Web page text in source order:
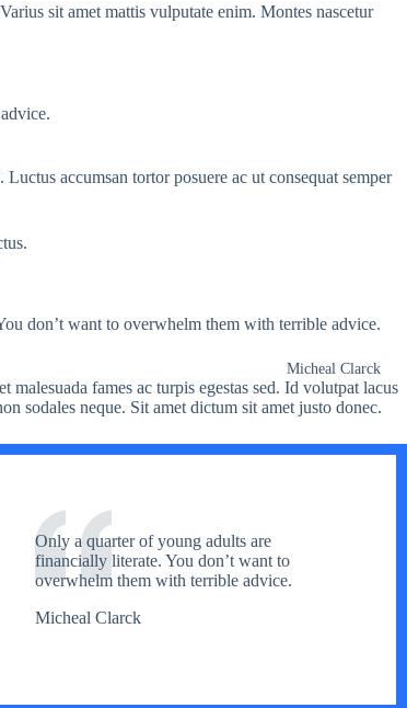
sit amet mattis vulputate enim. Montes nascetur
accumsan tortor posuere ac ut consequat semper
don’t want to overwhelm them with terrible advice.
Micheal Clarck
fames ac turpis egestas sed. Id volutpat lacus
sodales neque. Sit amet dictum sit amet justo donec.
Only a quarter of young adults are
financially literate. You don’t want to
overwhelm them with terrible advice.
Micheal Clarck